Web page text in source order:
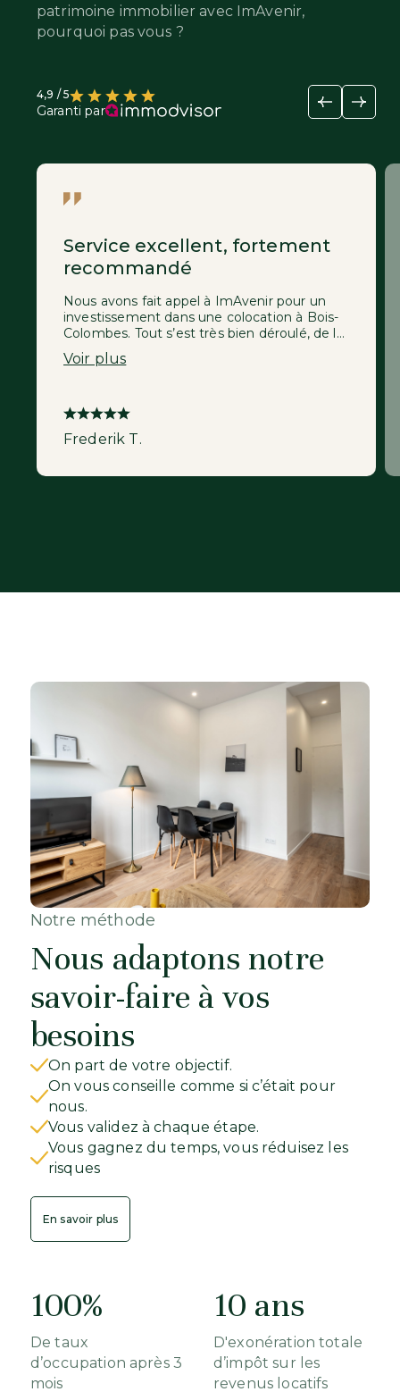
patrimoine immobilier avec ImAvenir,
pourquoi pas vous ?
4,9 / 5
Garanti par
Service excellent, fortement
recommandé
Nous avons fait appel à ImAvenir pour un
investissement dans une colocation à Bois-
Colombes. Tout s’est très bien déroulé, de la
recherche de l’appartement jusqu’aux
travaux de rénovation importants. Des
de mon côté ! Je ferais sans hésiter appel à
ImAvenir à nouveau.
Voir plus
Frederik T.
Notre méthode
Nous adaptons notre
savoir-faire à vos
besoins
On part de votre objectif.
On vous conseille comme si c’était pour
nous.
Vous validez à chaque étape.
Vous gagnez du temps, vous réduisez les
risques
En savoir plus
100%
De taux
d’occupation après 3
mois
10 ans
D'exonération totale
d’impôt sur les
revenus locatifs